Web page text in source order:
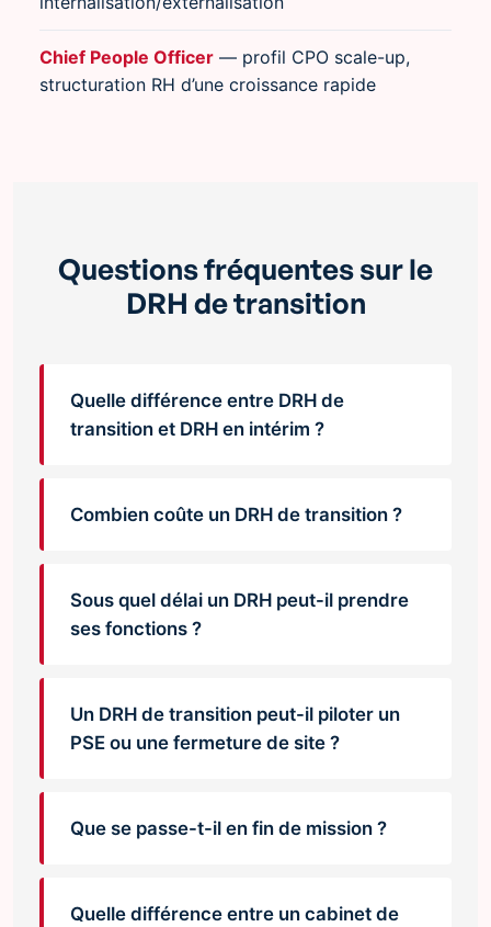
Chief People Officer — profil CPO scale-up,
structuration RH d’une croissance rapide
Questions fréquentes sur le
DRH de transition
Quelle différence entre DRH de
transition et DRH en intérim ?
Combien coûte un DRH de transition ?
Sous quel délai un DRH peut-il prendre
ses fonctions ?
Un DRH de transition peut-il piloter un
PSE ou une fermeture de site ?
Que se passe-t-il en fin de mission ?
Quelle différence entre un cabinet de